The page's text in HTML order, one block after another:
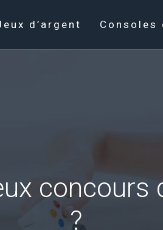
d’argent Consoles
concours
?